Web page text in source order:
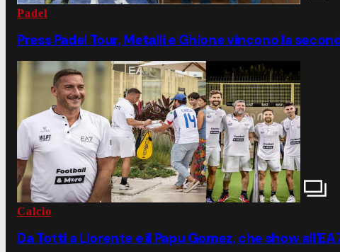
Padel
Press Padel Tour, Metalli e Ghione vincono la
Calcio
Da Totti a Llorente e il Papu Gomez, che show